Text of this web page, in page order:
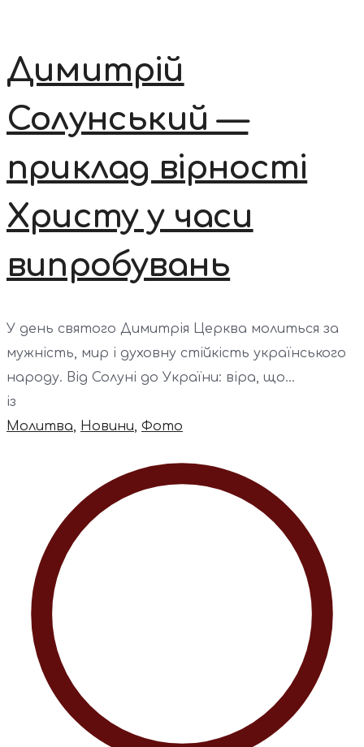
Димитрій
Солунський —
приклад вірності
Христу у часи
випробувань
У день святого Димитрія Церква молиться за
мужність, мир і духовну стійкість українського
народу. Від Солуні до України: віра, що...
із
Молитва, Новини, Фото